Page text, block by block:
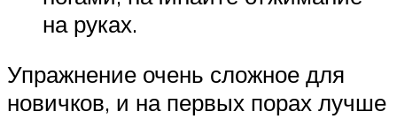
на руках.
Упражнение очень сложное для
новичков, и на первых порах лучше